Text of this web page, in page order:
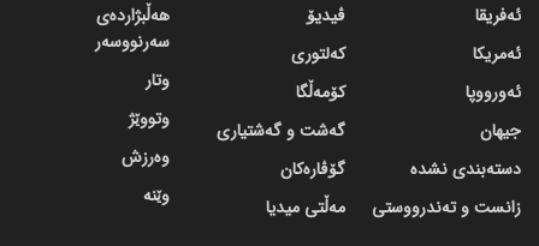
ئەفریقا
ئەمریکا
ئەورووپا
جیهان
دسته‌بندی نشده
زانست و تەندرووستی
ڤیدیۆ
کەلتوری
کۆمەڵگا
گه‌شت و گه‌شتیاری
گۆڤاره‌کان
مەڵتی میدیا
هەڵبژاردەی
سەرنووسەر
وتار
وتووێژ
وەرزش
وێنە